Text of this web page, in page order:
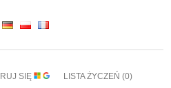
SIĘ LISTA ŻYCZEŃ (0)